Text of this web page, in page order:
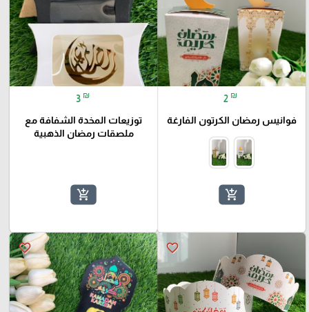
2 ₪
فوانيس رمضان الكرتون الفارغة
add_shopping_cart
3 ₪
توزيعات المخدة الشفافة مع
ملصقات رمضان الذهبية
add_shopping_cart
favorite_border
favorite_border